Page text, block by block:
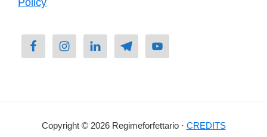
Copyright © 2026 Regimeforfettario · CREDITS